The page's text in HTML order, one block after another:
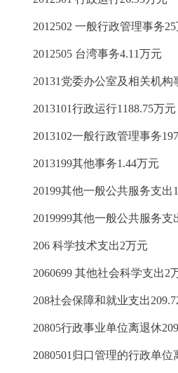
2012502 一般行政管理事务
2012505 台湾事务4.11万元
20131党委办公室及相关机构
2013101行政运行1188.75万元
2013102一般行政管理事务
2013199其他事务1.44万元
20199其他一般公共服务支出
2019999其他一般公共服务支
206 科学技术支出2万元
2060699 其他社会科学支出2
208社会保障和就业支出
20805行政事业单位离退休
2080501归口管理的行政单位